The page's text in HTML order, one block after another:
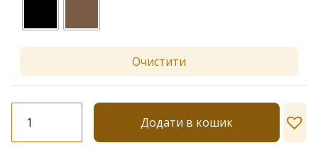
Очистити
Katherina
Панчішна
Додати в кошик